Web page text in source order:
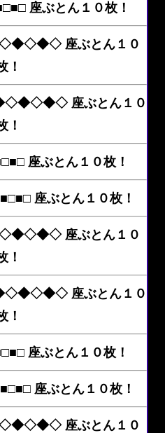
座ぶとん１０枚！
座ぶとん１０
！
座ぶとん１０
！
座ぶとん１０枚！
座ぶとん１０枚！
座ぶとん１０
！
座ぶとん１０
！
座ぶとん１０枚！
座ぶとん１０枚！
座ぶとん１０